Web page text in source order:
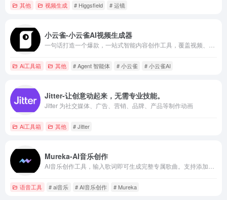
其他 视频生成 # Higgsfield # 运镜
小云雀-小云雀AI视频生成器
Ai工具箱 其他 # Agent 智能体 # 小云雀 # 小云雀AI
Jitter-让创意动起来，无需专业技能。
Jitter 为社交媒体、广告、营销、品牌、产品等制作动画
Ai工具箱 其他 # Jitter
Mureka-AI音乐创作
语音工具 # ai音乐 # AI音乐创作 # Mureka